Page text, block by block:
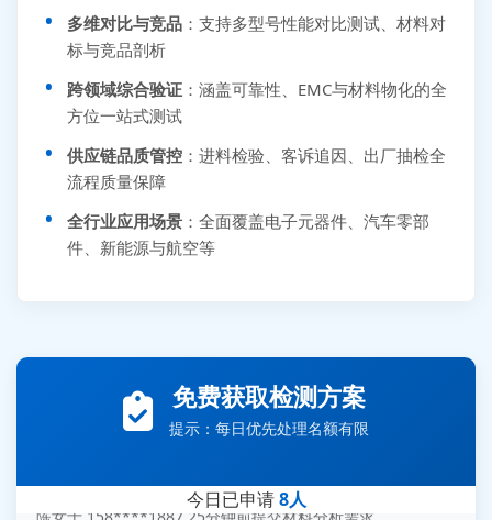
多维对比与竞品 ：支持多型号性能对比测试、材料对
标与竞品剖析
跨领域综合验证 ：涵盖可靠性、EMC与材料物化的全
方位一站式测试
供应链品质管控 ：进料检验、客诉追因、出厂抽检全
流程质量保障
全行业应用场景 ：全面覆盖电子元器件、汽车零部
件、新能源与航空等
免费获取检测方案
提示：每日优先处理名额有限
今日已申请8人
李女士 159****5393 3分钟前提交可靠性测试需求
王经理 186****9012 7分钟前提交并网/涉网试验需求
赵总 135****7688 12分钟前提交芯片失效分析需求
陈女士 158****1887 25分钟前提交材料分析需求